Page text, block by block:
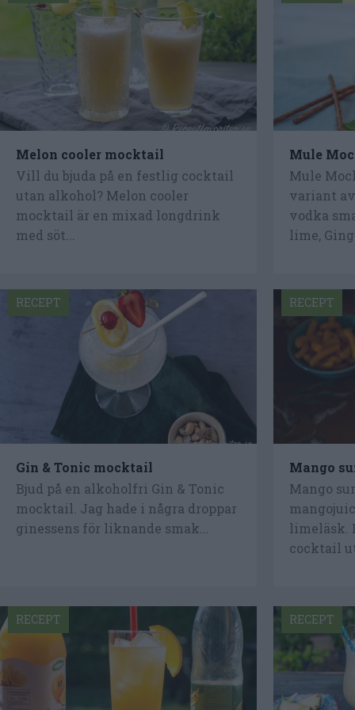
Melon cooler mocktail
Vill du bjuda på en festlig cocktail
utan alkohol? Melon cooler
mocktail är en mixad longdrink
med söt...
Mule
Mule
variant
vodka
lime,
Gin & Tonic mocktail
Bjud på en alkoholfri Gin & Tonic
mocktail. Jag hade i några droppar
ginessens för liknande smak...
RECEPT
Mango
Mango
limeläsk.
cocktail
RECEPT
RECEPT RECEPT